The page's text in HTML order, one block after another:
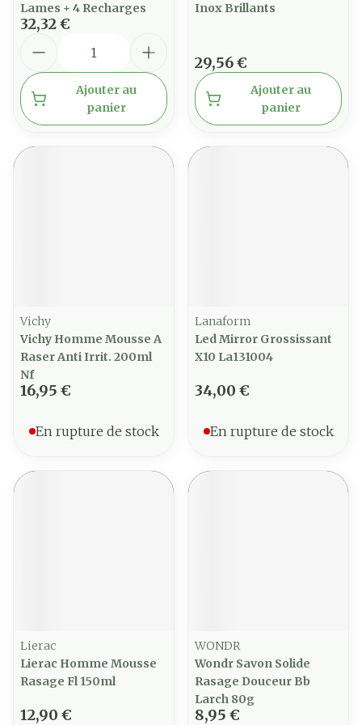
Lames + 4 Recharges
32,32 €
Ajouter au
panier
Inox Brillants
29,56 €
Ajouter au
panier
Vichy
Vichy Homme Mousse A
Raser Anti Irrit. 200ml
Nf
16,95 €
En rupture de stock
Lanaform
Led Mirror Grossissant
X10 La131004
34,00 €
En rupture de stock
Lierac
Lierac Homme Mousse
Rasage Fl 150ml
12,90 €
WONDR
Wondr Savon Solide
Rasage Douceur Bb
Larch 80g
8,95 €